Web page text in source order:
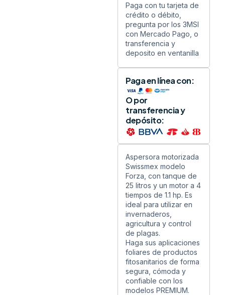
Paga con tu tarjeta de
crédito o débito,
pregunta por los 3MSI
con Mercado Pago, o
transferencia y
deposito en ventanilla
Paga en línea con:
O por
transferencia y
depósito:
Aspersora motorizada
Swissmex modelo
Forza, con tanque de
25 litros y un motor a 4
tiempos de 1.1 hp. Es
ideal para utilizar en
invernaderos,
agricultura y control
de plagas.
Haga sus aplicaciones
foliares de productos
fitosanitarios de forma
segura, cómoda y
confiable con los
modelos PREMIUM.